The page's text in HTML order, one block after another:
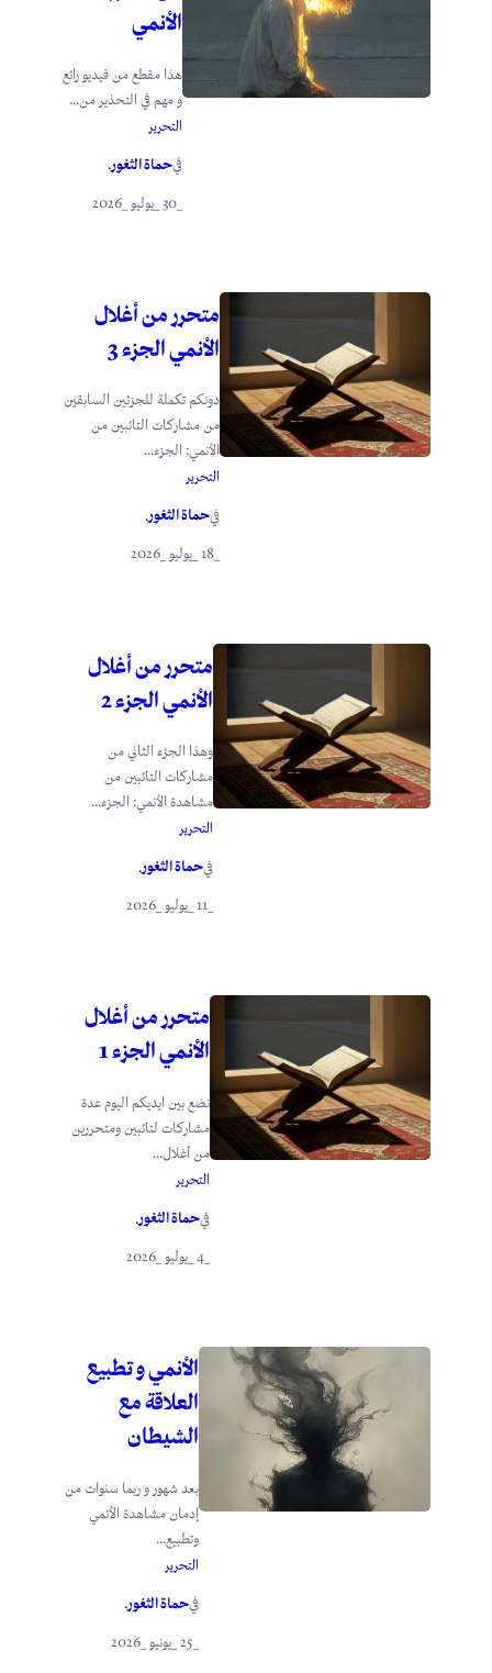
الأنمي
هذا مقطع من فيديو رائع
و مهم في التحذير من...
التحرير
فيحماة الثغور.
متحرر من أغلال
الأنمي الجزء 3
دونكم تكملة للجزئين السابقين
من مشاركات التائبين من
الأنمي: الجزء...
التحرير
فيحماة الثغور.
متحرر من أغلال
الأنمي الجزء 2
وهذا الجزء الثاني من
مشاركات التائبين من
مشاهدة الأنمي: الجزء...
التحرير
فيحماة الثغور.
_11 _يوليو _2026
متحرر من أغلال
الأنمي الجزء 1
نضع بين ايديكم اليوم عدة
مشاركات لتائبين ومتحررين
من أغلال...
التحرير
فيحماة الثغور.
الأنمي و تطبيع
العلاقة مع
الشيطان
بعد شهور و ربما سنوات من
إدمان مشاهدة الأنمي
وتطبيع...
التحرير
فيحماة الثغور.